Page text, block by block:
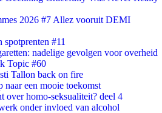
2026 #7 Allez vooruit DEMI
spotprenten #11
nadelige gevolgen voor overheid
Topic #60
Tallon back on fire
een mooie toekomst
over homo-seksualiteit? deel 4
onder invloed van alcohol